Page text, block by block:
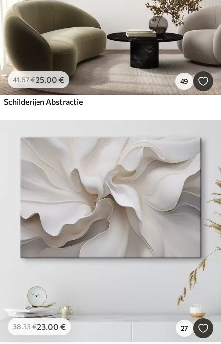
41.67€25.00 € 49
Schilderijen Abstractie
38.33€23.00 € 27